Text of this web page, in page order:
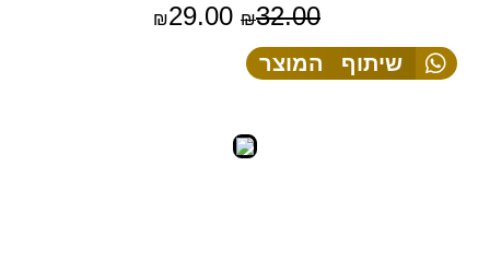
₪32.00
₪29.00
שיתוף המוצר